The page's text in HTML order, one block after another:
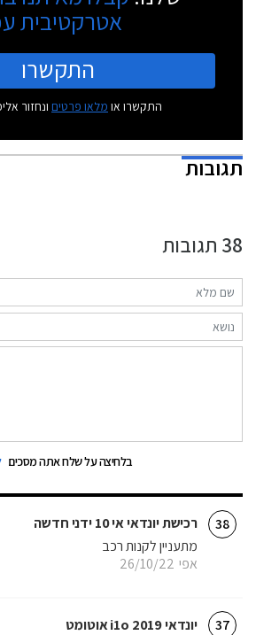
אטרקטיבית
התקשרו
התקשרו או מלאו פרטים ונחזור
תגובות
38 תגובות
בלחיצה על שלח אתה מסכים
38 רכישת יונדאי אי 10 ידני חדשה
אפי 26/10/22
מתעניין לקנות רכב
37 יונדאי i1o 2019 אוטומט